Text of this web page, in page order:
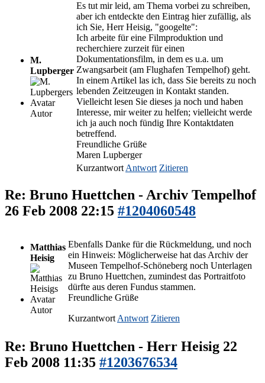
M.
Lupberger
Autor
Es tut mir leid, am Thema vorbei zu schreiben,
aber ich entdeckte den Eintrag hier zufällig, als
ich Sie, Herr Heisig, "googelte":
Ich arbeite für eine Filmproduktion und
recherchiere zurzeit für einen
Dokumentationsfilm, in dem es u.a. um
Zwangsarbeit (am Flughafen Tempelhof) geht.
In einem Artikel las ich, dass Sie bereits zu noch
lebenden Zeitzeugen in Kontakt standen.
Vielleicht lesen Sie dieses ja noch und haben
Interesse, mir weiter zu helfen; vielleicht werde
ich ja auch noch fündig Ihre Kontaktdaten
betreffend.
Freundliche Grüße
Maren Lupberger
Kurzantwort Antwort Zitieren
Re: Bruno Huettchen - Archiv Tempelhof
26 Feb 2008 22:15 #1204060548
Matthias
Heisig
Autor
Ebenfalls Danke für die Rückmeldung, und noch
ein Hinweis: Möglicherweise hat das Archiv der
Museen Tempelhof-Schöneberg noch Unterlagen
zu Bruno Huettchen, zumindest das Portraitfoto
dürfte aus deren Fundus stammen.
Freundliche Grüße
Kurzantwort Antwort Zitieren
Re: Bruno Huettchen - Herr Heisig 22
Feb 2008 11:35 #1203676534